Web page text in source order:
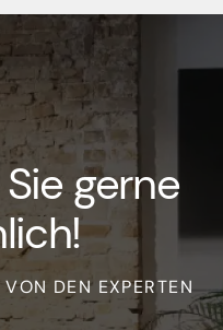
gerne
DEN EXPERTEN